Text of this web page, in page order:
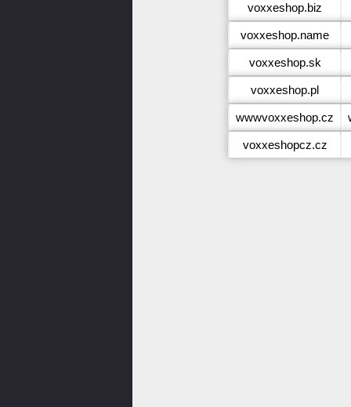
voxxeshop.biz
voxxeshop.name
voxxeshop.sk
voxxeshop.pl
wwwvoxxeshop.cz
voxxeshopcz.cz